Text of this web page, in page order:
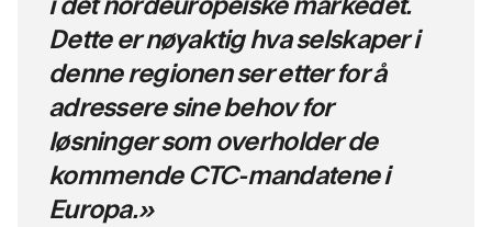
Dette er nøyaktig hva selskaper i
denne regionen ser etter for å
adressere sine behov for
løsninger som overholder de
kommende CTC-mandatene i
Europa.»